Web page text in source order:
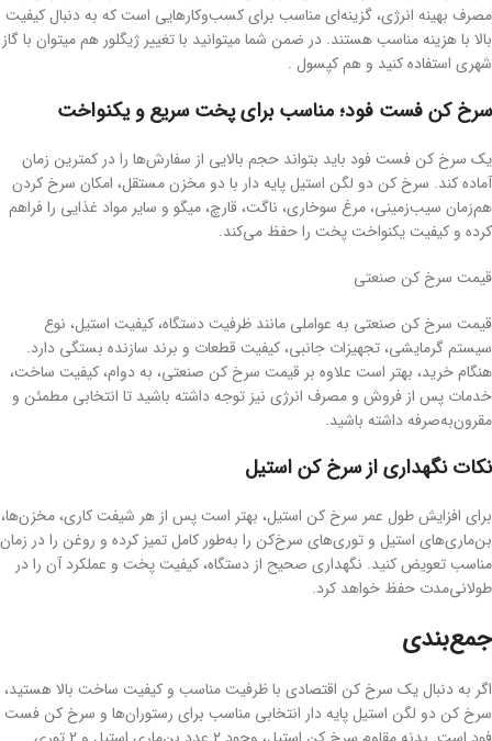
مصرف بهینه انرژی، گزینه‌ای مناسب برای کسب‌وکارهایی است که به دنبال کیفیت
بالا با هزینه مناسب هستند. در ضمن شما میتوانید با تغییر ژیگلور هم میتوان با گاز
شهری استفاده کنید و هم کپسول .
سرخ کن فست فود؛ مناسب برای پخت سریع و یکنواخت
یک سرخ کن فست فود باید بتواند حجم بالایی از سفارش‌ها را در کمترین زمان
آماده کند. سرخ کن دو لگن استیل پایه دار با دو مخزن مستقل، امکان سرخ کردن
هم‌زمان سیب‌زمینی، مرغ سوخاری، ناگت، قارچ، میگو و سایر مواد غذایی را فراهم
کرده و کیفیت یکنواخت پخت را حفظ می‌کند.
قیمت سرخ کن صنعتی
قیمت سرخ کن صنعتی به عواملی مانند ظرفیت دستگاه، کیفیت استیل، نوع
سیستم گرمایشی، تجهیزات جانبی، کیفیت قطعات و برند سازنده بستگی دارد.
هنگام خرید، بهتر است علاوه بر قیمت سرخ کن صنعتی، به دوام، کیفیت ساخت،
خدمات پس از فروش و مصرف انرژی نیز توجه داشته باشید تا انتخابی مطمئن و
مقرون‌به‌صرفه داشته باشید.
نکات نگهداری از سرخ کن استیل
برای افزایش طول عمر سرخ کن استیل، بهتر است پس از هر شیفت کاری، مخزن‌ها،
بن‌ماری‌های استیل و توری‌های سرخ‌کن را به‌طور کامل تمیز کرده و روغن را در زمان
مناسب تعویض کنید. نگهداری صحیح از دستگاه، کیفیت پخت و عملکرد آن را در
طولانی‌مدت حفظ خواهد کرد.
جمع‌بندی
اگر به دنبال یک سرخ کن اقتصادی با ظرفیت مناسب و کیفیت ساخت بالا هستید،
سرخ کن دو لگن استیل پایه دار انتخابی مناسب برای رستوران‌ها و سرخ کن فست